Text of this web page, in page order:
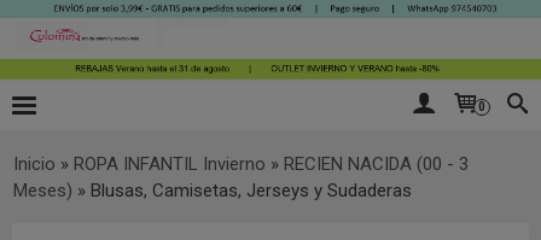
0
Inicio » ROPA INFANTIL Invierno » RECIEN NACIDA (00 - 3
Meses) » Blusas, Camisetas, Jerseys y Sudaderas